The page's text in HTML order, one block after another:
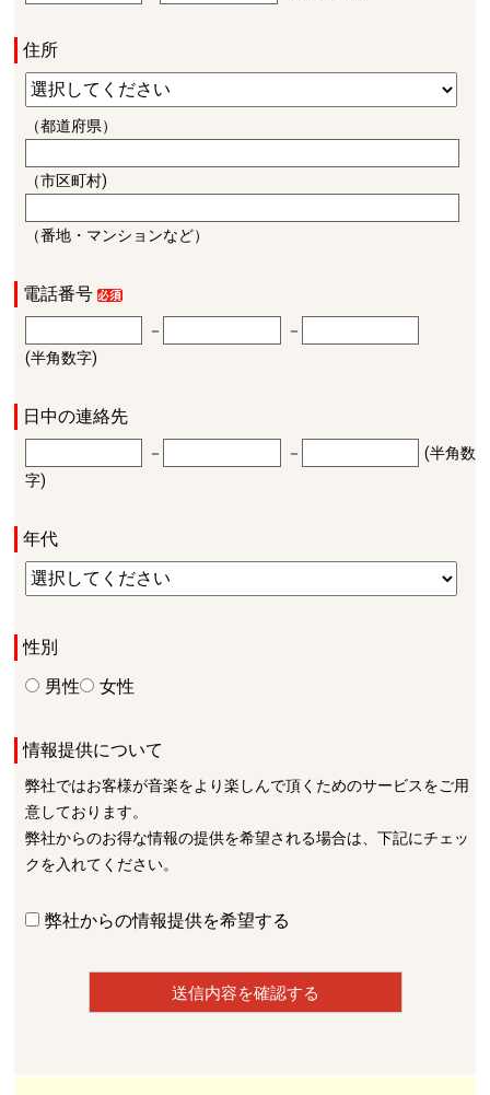
住所
（都道府県）
（市区町村)
（番地・マンションなど）
電話番号
－
－
(半角数字)
日中の連絡先
－ －
(半角数
字)
年代
性別
男性
女性
情報提供について
弊社ではお客様が音楽をより楽しんで頂くためのサービスをご用
意しております。
弊社からのお得な情報の提供を希望される場合は、下記にチェッ
クを入れてください。
弊社からの情報提供を希望する